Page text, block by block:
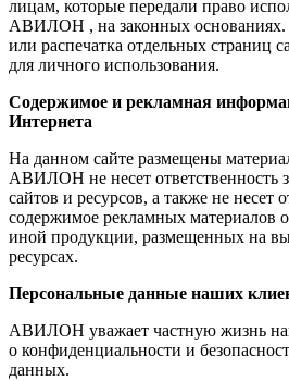
лицам, которые передали право
АВИЛОН , на законных
или распечатка отдельных страниц
для личного использования.
Содержимое и рекламная
Интернета
На данном сайте размещены
АВИЛОН не несет ответственность
сайтов и ресурсов, а также не несет
содержимое рекламных материалов
иной продукции, размещенных на
ресурсах.
Персональные данные наших
АВИЛОН уважает частную жизнь
о конфиденциальности и
данных.